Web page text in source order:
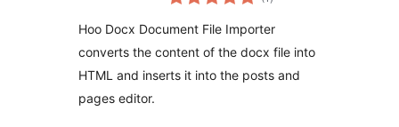
Hoo Docx Document File Importer
converts the content of the docx file into
HTML and inserts it into the posts and
pages editor.